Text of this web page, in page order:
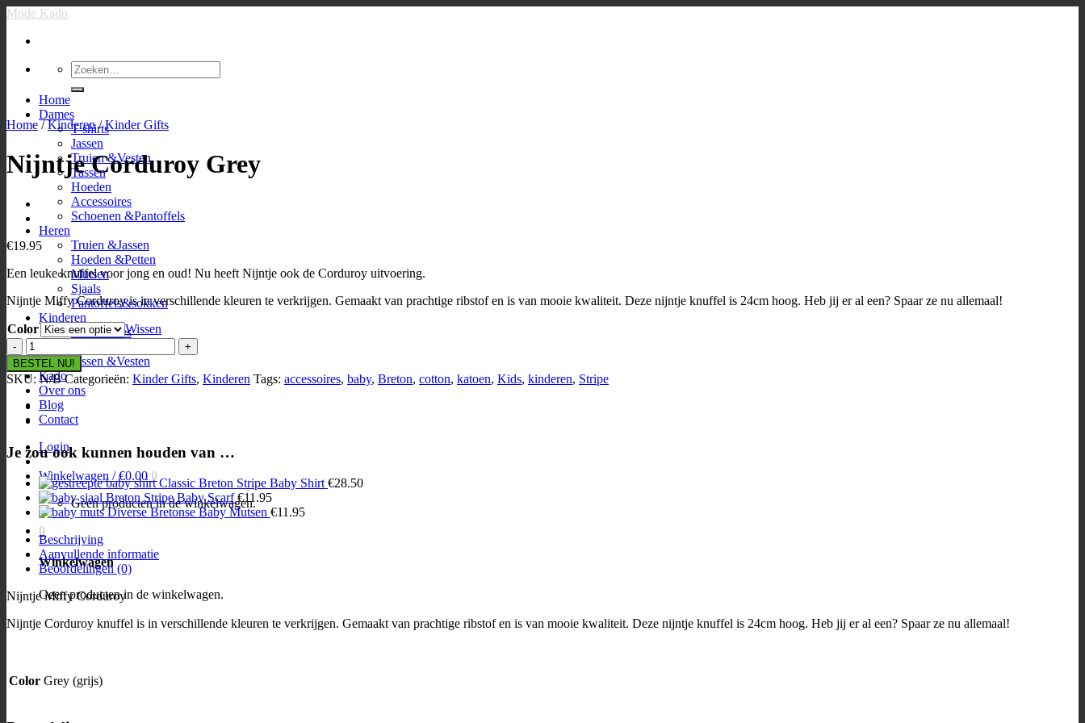
Ga
inhoud
Mode Kado
Zoeken
naar:
Home
Dames
T-shirts
Jassen
Truien &Vesten
Tassen
Hoeden
Accessoires
Schoenen &Pantoffels
Heren
Truien &Jassen
Hoeden &Petten
Mutsen
Sjaals
Pantoffels&sokken
Kinderen
Accessoires
Jassen &Vesten
Kado
Over ons
Blog
Contact
Login
Winkelwagen /€0.00 0
Geen producten in de winkelwagen.
0
Winkelwagen
Geen producten in de winkelwagen.
Home / Kinderen / Kinder Gifts
Nijntje Corduroy Grey
€19.95
Een leuke knuffel voor jong en oud! Nu heeft Nijntje ook de Corduroy uitvoering.
Nijntje Miffy Corduroy is in verschillende kleuren te verkrijgen. Gemaakt van prachtige ribstof en is van mooie kwaliteit. Deze nijntje knuffel is 24cm hoog. Heb jij er al een? Spaar ze nu allemaal!
Color
Wissen
Nijntje
Corduroy
Grey
aantal
BESTEL NU!
SKU:N/B Categorieën: Kinder Gifts, Kinderen Tags: accessoires, baby, Breton, cotton, katoen, Kids, kinderen, Stripe
Je zou ook kunnen houden van …
Classic Breton Stripe Baby Shirt €28.50
Breton Stripe Baby Scarf €11.95
Diverse Bretonse Baby Mutsen €11.95
Beschrijving
Aanvullende informatie
Beoordelingen (0)
Nijntje Miffy Corduroy
Nijntje Corduroy knuffel is in verschillende kleuren te verkrijgen. Gemaakt van prachtige ribstof en is van mooie kwaliteit. Deze nijntje knuffel is 24cm hoog. Heb jij er al een? Spaar ze nu allemaal!
Color Grey (grijs)